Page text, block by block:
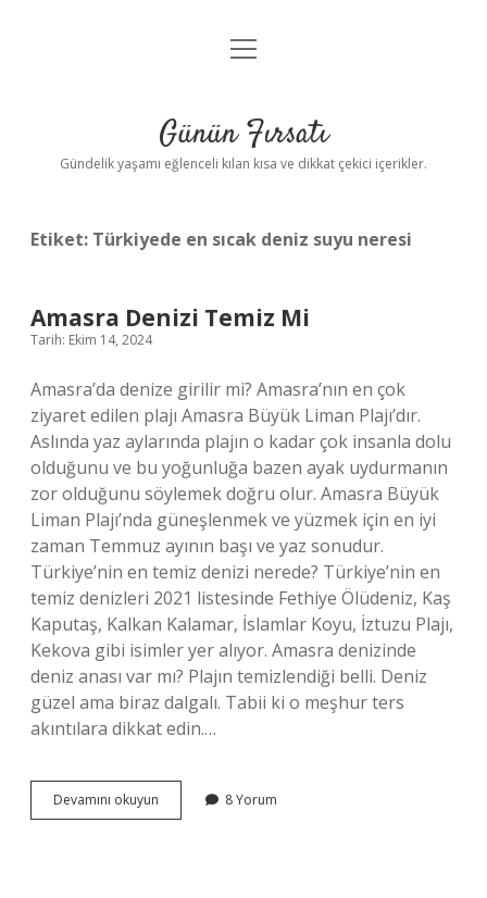
Anasayfa
Yasal Uyarı
menüyü
Günün Fırsatı
Gündelik yaşamı eğlenceli kılan kısa ve dikkat çekici içerikler.
Etiket: Türkiyede en sıcak deniz suyu neresi
Amasra Denizi Temiz Mi
Tarih: Ekim 14, 2024
Amasra’da denize girilir mi? Amasra’nın en çok
ziyaret edilen plajı Amasra Büyük Liman Plajı’dır.
Aslında yaz aylarında plajın o kadar çok insanla dolu
olduğunu ve bu yoğunluğa bazen ayak uydurmanın
zor olduğunu söylemek doğru olur. Amasra Büyük
Liman Plajı’nda güneşlenmek ve yüzmek için en iyi
zaman Temmuz ayının başı ve yaz sonudur.
Türkiye’nin en temiz denizi nerede? Türkiye’nin en
temiz denizleri 2021 listesinde Fethiye Ölüdeniz, Kaş
Kaputaş, Kalkan Kalamar, İslamlar Koyu, İztuzu Plajı,
Kekova gibi isimler yer alıyor. Amasra denizinde
deniz anası var mı? Plajın temizlendiği belli. Deniz
güzel ama biraz dalgalı. Tabii ki o meşhur ters
akıntılara dikkat edin.…
Devamını okuyun
Denizi
8 Yorum